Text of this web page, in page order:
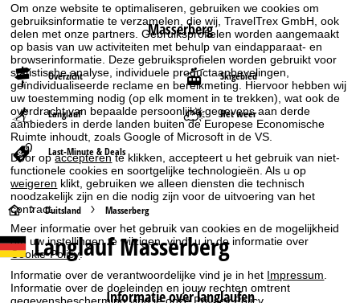
Om onze website te optimaliseren, gebruiken we cookies om
gebruiksinformatie te verzamelen, die wij, TravelTrex GmbH, ook
delen met onze partners. Gebruiksprofielen worden aangemaakt
op basis van uw activiteiten met behulp van eindapparaat- en
browserinformatie. Deze gebruiksprofielen worden gebruikt voor
statistische analyse, individuele productaanbevelingen,
geïndividualiseerde reclame en bereikmeting. Hiervoor hebben wij
uw toestemming nodig (op elk moment in te trekken), wat ook de
overdracht van bepaalde persoonlijke gegevens aan derde
aanbieders in derde landen buiten de Europese Economische
Ruimte inhoudt, zoals Google of Microsoft in de VS.
Door opaccepterente klikken, accepteert u het gebruik van niet-
functionele cookies en soortgelijke technologieën. Als u op
weigeren klikt, gebruiken we alleen diensten die technisch
noodzakelijk zijn en die nodig zijn voor de uitvoering van het
contract.
Meer informatie over het gebruik van cookies en de mogelijkheid
om uw instellingen te wijzigen, vindt u in de informatie over
Cookie-Policy.
Informatie over de verantwoordelijke vind je in het Impressum.
Informatie over de doeleinden en jouw rechten omtrent
Masserberg
Overzicht Skigebied
Langlauf Het weer
Last-Minute & Deals
S
t
a
Duitsland Masserberg
Langlauf Masserberg
Informatie over langlaufen